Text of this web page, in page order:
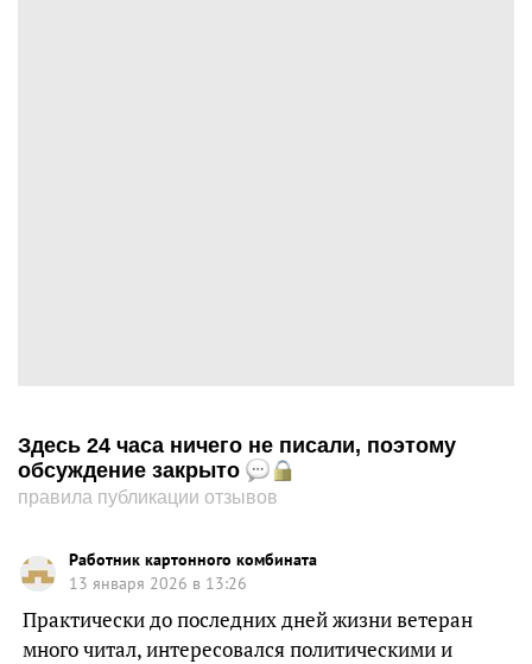
Здесь 24 часа ничего не писали, поэтому
обсуждение закрыто
правила публикации отзывов
Работник картонного комбината
13 января 2026 в 13:26
Практически до последних дней жизни ветеран
много читал, интересовался политическими и